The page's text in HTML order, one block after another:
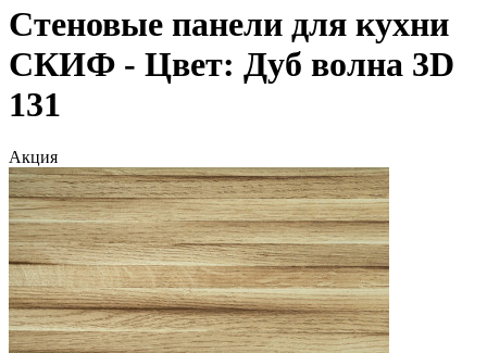
Стеновые панели для кухни
СКИФ - Цвет: Дуб волна 3D
131
Акция